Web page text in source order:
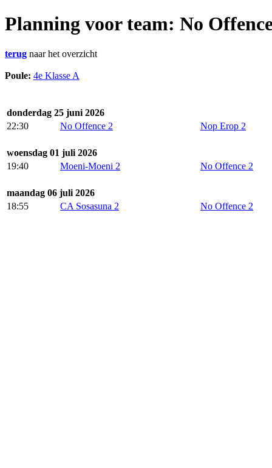
Planning voor team: No
terug naar het overzicht
Poule: 4e Klasse A
donderdag 25 juni 2026
22:30
No Offence 2 Nop Erop 2
woensdag 01 juli 2026
19:40
Moeni-Moeni 2 No Offence 2
maandag 06 juli 2026
18:55
CA Sosasuna 2 No Offence 2